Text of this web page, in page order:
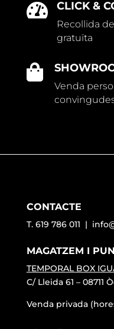
 CLICK &
Recollida
gratuïta

Venda
CONTACTE
T. 619 786 011 |
MAGATZEM I
TEMPORAL BOX
C/ Lleida 61 – 08711
Venda privada